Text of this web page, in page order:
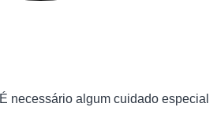
É necessário algum cuidado especial